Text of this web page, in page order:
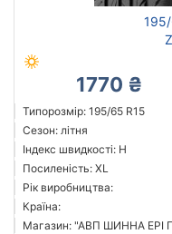
195/
1770 ₴
Типорозмір: 195/65 R15
Сезон: літня
Індекс швидкості: H
Посиленість: XL
Рік виробництва:
Країна:
Магазин: "АВП ШИННА ЕРІ